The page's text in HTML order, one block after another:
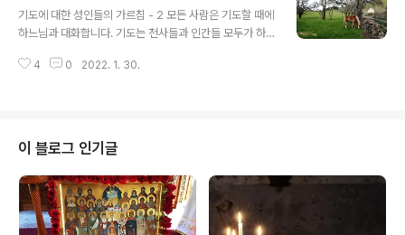
여 예수 그리스도의 이름을 부르는 일을 시작하십시오. 어
려운 시련이 닥칠 때마다 이렇게 행동하십시오.. 맑은 정신
향한 기본적인 자세입니다. 기도는 가장 맑은 정신과 집중
기도에 대한 성인들의 가르침 - 2 모든 사람은 기도할 때에
하느님과 대화합니다. 기도는 천사들과 인간들 모두가 하
해주며, 평생 기도를 실천하고 하느님을 섬기는 사람은 천
기도에는 영혼이 없기 때문입니다. (성 이사악) 기도에 성
공하기를 원한다면 모든 것을 받기 위해서 모든 것을 버리
십시오. 방은 몸의 양식이요, 덕은 영혼의 양식입니다. 기도
는 정신을 위한 영적인 양식입니다. 그러므로 기도를 영혼
의 양식이라고 생각하십시오. (성 닐루스)
4 0 2022. 1. 30.
이 블로그 인기글